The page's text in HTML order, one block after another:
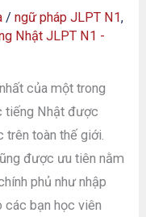
/ngữ pháp JLPT N1,
Nhật JLPT N1 -
của một trong
tiếng Nhật được
trên toàn thế giới.
được ưu tiên nằm
phủ như nhập
bạn học viên